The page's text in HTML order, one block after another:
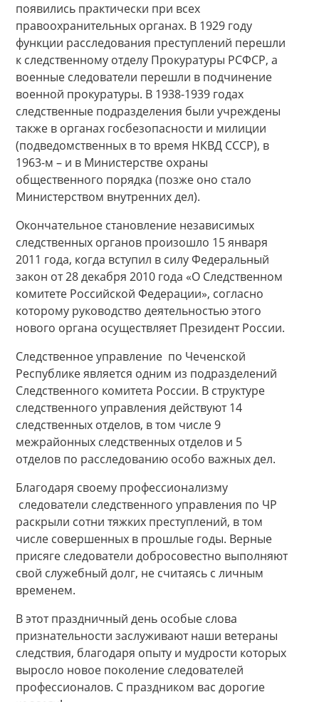
появились практически при всех
правоохранительных органах. В 1929 году
функции расследования преступлений перешли
к следственному отделу Прокуратуры РСФСР, а
военные следователи перешли в подчинение
военной прокуратуры. В 1938-1939 годах
следственные подразделения были учреждены
также в органах госбезопасности и милиции
(подведомственных в то время НКВД СССР), в
1963-м – и в Министерстве охраны
общественного порядка (позже оно стало
Министерством внутренних дел).
Окончательное становление независимых
следственных органов произошло 15 января
2011 года, когда вступил в силу Федеральный
закон от 28 декабря 2010 года «О Следственном
комитете Российской Федерации», согласно
которому руководство деятельностью этого
нового органа осуществляет Президент России.
Следственное управление по Чеченской
Республике является одним из подразделений
Следственного комитета России. В структуре
следственного управления действуют 14
следственных отделов, в том числе 9
межрайонных следственных отделов и 5
отделов по расследованию особо важных дел.
Благодаря своему профессионализму
следователи следственного управления по ЧР
раскрыли сотни тяжких преступлений, в том
числе совершенных в прошлые годы. Верные
присяге следователи добросовестно выполняют
свой служебный долг, не считаясь с личным
временем.
В этот праздничный день особые слова
признательности заслуживают наши ветераны
следствия, благодаря опыту и мудрости которых
выросло новое поколение следователей
профессионалов. С праздником вас дорогие